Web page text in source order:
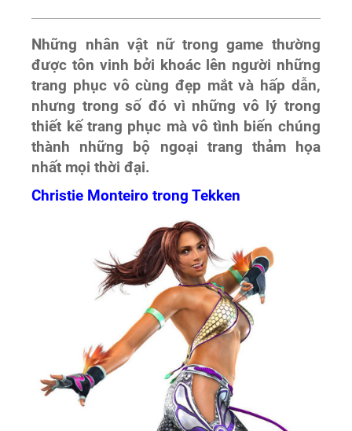
Những nhân vật nữ trong game thường
được tôn vinh bởi khoác lên người những
trang phục vô cùng đẹp mắt và hấp dẫn,
nhưng trong số đó vì những vô lý trong
thiết kế trang phục mà vô tình biến chúng
thành những bộ ngoại trang thảm họa
nhất mọi thời đại.
Christie Monteiro trong Tekken